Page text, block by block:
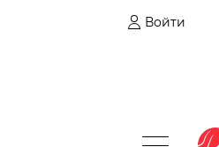
Войти